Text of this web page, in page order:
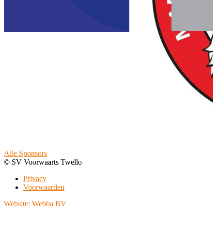
Alle Sponsors
© SV Voorwaarts Twello
Privacy
Voorwaarden
Website: Webba BV